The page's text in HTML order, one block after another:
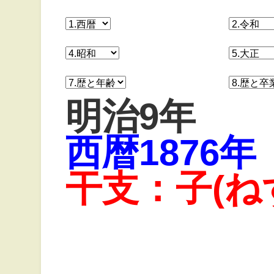
明治9年
西暦1876年
干支：子(ね